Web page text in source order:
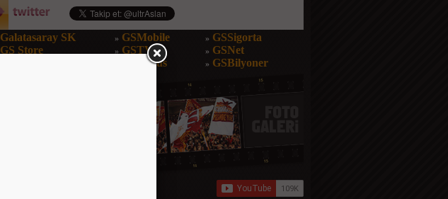
Galatasaray SK
GS Store
» GSMobile
» GSTV
GSBonus
» GSSigorta
» GSNet
» GSBilyoner